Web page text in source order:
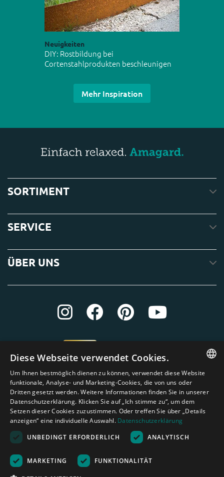
Neuigkeiten
DIY: Rostbildung bei
Cortenstahlprodukten beschleunigen
Mehr Inspiration
SORTIMENT
SERVICE
ÜBER UNS
Nederland|Deutschland| België|Belgique|España
Kingdom
ENGLISH
DUTCH
GERMAN
Diese Webseite verwendet Cookies.
Um Ihnen bestmöglich dienen zu können, verwendet diese Website
funktionale, Analyse- und Marketing-Cookies, die von uns oder
Dritten gesetzt werden. Weitere Informationen finden Sie in unserer
Datenschutzerklärung. Klicken Sie auf „Ich stimme zu“, um dem
Setzen dieser Cookies zuzustimmen. Oder treffen Sie über „Details
anzeigen“ eine individuelle Auswahl. Datenschutzerklärung
UNBEDINGT ERFORDERLICH
ANALYTISCH
MARKETING FUNKTIONALITÄT